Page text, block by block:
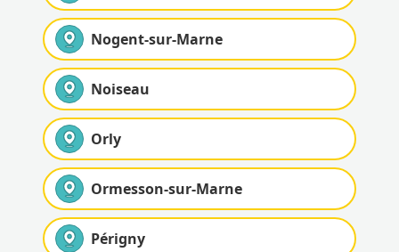
Nogent-sur-Marne
Noiseau
Orly
Ormesson-sur-Marne
Périgny